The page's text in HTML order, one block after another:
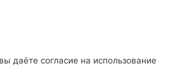
даёте согласие на использование